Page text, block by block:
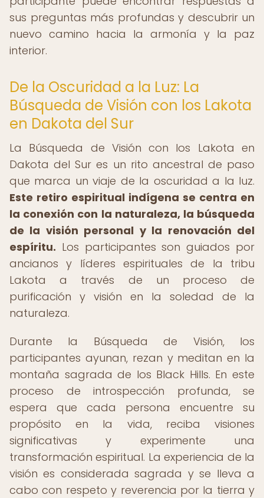
sus preguntas más profundas y descubrir un
nuevo camino hacia la armonía y la paz
interior.
De la Oscuridad a la Luz: La
Búsqueda de Visión con los Lakota
en Dakota del Sur
La Búsqueda de Visión con los Lakota en
Dakota del Sur es un rito ancestral de paso
que marca un viaje de la oscuridad a la luz.
Este retiro espiritual indígena se centra en
la conexión con la naturaleza, la búsqueda
de la visión personal y la renovación del
espíritu. Los participantes son guiados por
ancianos y líderes espirituales de la tribu
Lakota a través de un proceso de
purificación y visión en la soledad de la
naturaleza.
Durante la Búsqueda de Visión, los
participantes ayunan, rezan y meditan en la
montaña sagrada de los Black Hills. En este
proceso de introspección profunda, se
espera que cada persona encuentre su
propósito en la vida, reciba visiones
significativas y experimente una
transformación espiritual. La experiencia de la
visión es considerada sagrada y se lleva a
cabo con respeto y reverencia por la tierra y